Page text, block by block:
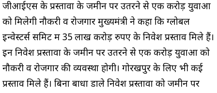
जीआईएस के प्रस्तावों के जमीन पर उतरने से एक करोड़ युवाओं
को मिलेगी नौकरी व रोजगार मुख्यमंत्री ने कहा कि ग्लोबल
इन्वेस्टर्स समिट में 35 लाख करोड़ रुपए के निवेश प्रस्ताव मिले हैं।
इन निवेश प्रस्तावों के जमीन पर उतरने से एक करोड़ युवाओं को
नौकरी व रोजगार की व्यवस्था होगी। गोरखपुर के लिए भी कई
प्रस्ताव मिले हैं। बिना बाधा डाले निवेश प्रस्तावों को जमीन पर